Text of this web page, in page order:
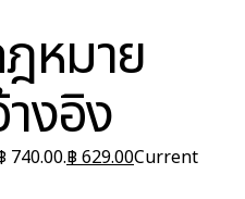
หมาย
งอิง
฿ 629.00Current